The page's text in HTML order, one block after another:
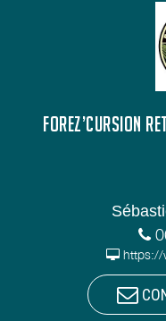
FOREZ’CURSION
https://